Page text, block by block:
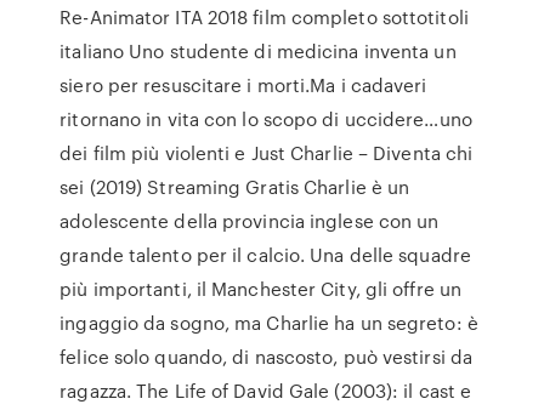
Re-Animator ITA 2018 film completo sottotitoli
italiano Uno studente di medicina inventa un
siero per resuscitare i morti.Ma i cadaveri
ritornano in vita con lo scopo di uccidere…uno
dei film più violenti e Just Charlie – Diventa chi
sei (2019) Streaming Gratis Charlie è un
adolescente della provincia inglese con un
grande talento per il calcio. Una delle squadre
più importanti, il Manchester City, gli offre un
ingaggio da sogno, ma Charlie ha un segreto: è
felice solo quando, di nascosto, può vestirsi da
ragazza. The Life of David Gale (2003): il cast e